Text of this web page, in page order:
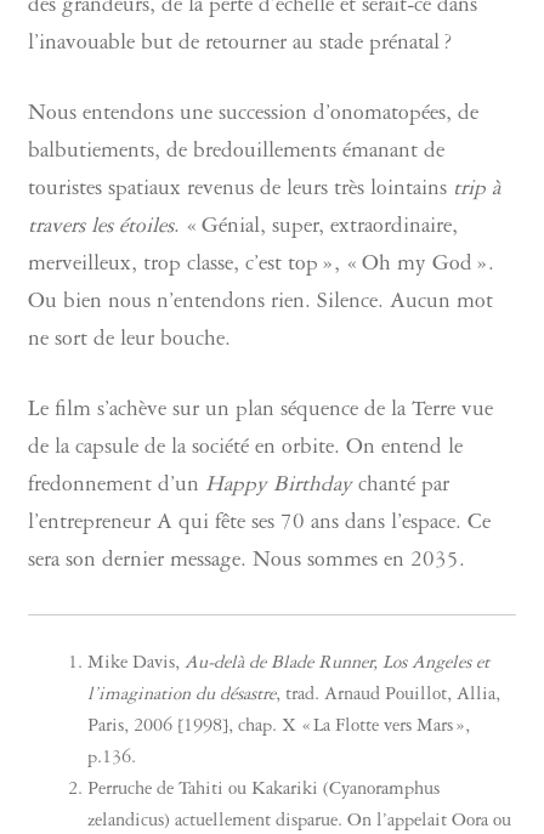
des grandeurs, de la perte d’échelle et serait-ce dans
l’inavouable but de retourner au stade prénatal ?
Nous entendons une succession d’onomatopées, de
balbutiements, de bredouillements émanant de
touristes spatiaux revenus de leurs très lointains trip à
travers les étoiles. « Génial, super, extraordinaire,
merveilleux, trop classe, c’est top », « Oh my God ».
Ou bien nous n’entendons rien. Silence. Aucun mot
ne sort de leur bouche.
Le film s’achève sur un plan séquence de la Terre vue
de la capsule de la société en orbite. On entend le
fredonnement d’un Happy Birthdaychanté par
l’entrepreneur A qui fête ses 70 ans dans l’espace. Ce
sera son dernier message. Nous sommes en 2035.
Mike Davis, Au-delà de Blade Runner, Los Angeles et
l’imagination du désastre, trad. Arnaud Pouillot, Allia,
Paris, 2006 [1998], chap. X « La Flotte vers Mars »,
p.136.
Perruche de Tahiti ou Kakariki (Cyanoramphus
zelandicus) actuellement disparue. On l’appelait Oora ou